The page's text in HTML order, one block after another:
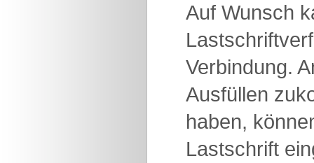
Auf Wunsch
Verbindung.
Ausfüllen
haben,
Lastschrift